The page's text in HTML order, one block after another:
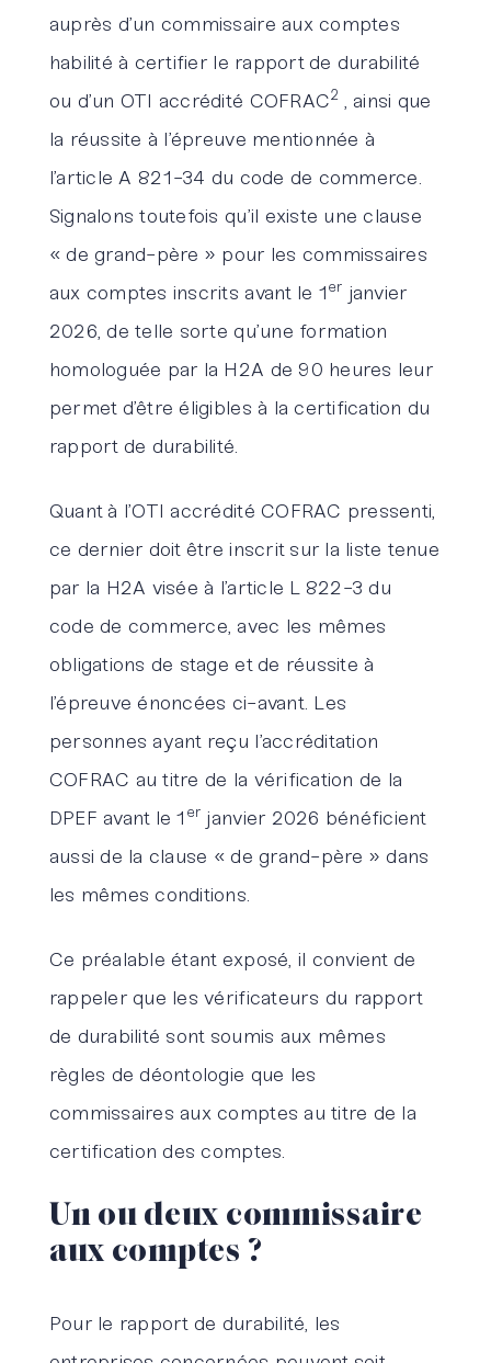
auprès d’un commissaire aux comptes
habilité à certifier le rapport de durabilité
ou d’un OTI accrédité COFRAC2 , ainsi que
la réussite à l’épreuve mentionnée à
l’article A 821-34 du code de commerce.
Signalons toutefois qu’il existe une clause
« de grand-père » pour les commissaires
aux comptes inscrits avant le 1 er janvier
2026, de telle sorte qu’une formation
homologuée par la H2A de 90 heures leur
permet d’être éligibles à la certification du
rapport de durabilité.
Quant à l’OTI accrédité COFRAC pressenti,
ce dernier doit être inscrit sur la liste tenue
par la H2A visée à l’article L 822-3 du
code de commerce, avec les mêmes
obligations de stage et de réussite à
l’épreuve énoncées ci-avant. Les
personnes ayant reçu l’accréditation
COFRAC au titre de la vérification de la
DPEF avant le 1 er janvier 2026 bénéficient
aussi de la clause « de grand-père » dans
les mêmes conditions.
Ce préalable étant exposé, il convient de
rappeler que les vérificateurs du rapport
de durabilité sont soumis aux mêmes
règles de déontologie que les
commissaires aux comptes au titre de la
certification des comptes.
Un ou deux commissaire
aux comptes ?
Pour le rapport de durabilité, les